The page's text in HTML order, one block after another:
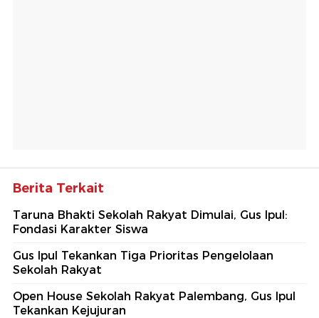
Berita Terkait
Taruna Bhakti Sekolah Rakyat Dimulai, Gus Ipul:
Fondasi Karakter Siswa
Gus Ipul Tekankan Tiga Prioritas Pengelolaan
Sekolah Rakyat
Open House Sekolah Rakyat Palembang, Gus Ipul
Tekankan Kejujuran